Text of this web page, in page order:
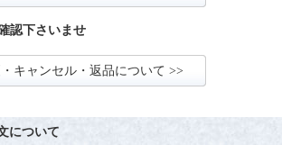
認下さいませ
キャンセル・返品について >>
について